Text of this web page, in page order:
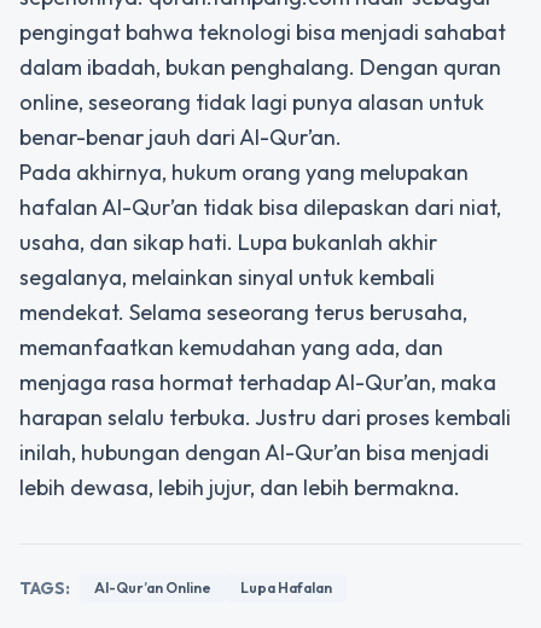
pengingat bahwa teknologi bisa menjadi sahabat
dalam ibadah, bukan penghalang. Dengan quran
online, seseorang tidak lagi punya alasan untuk
benar-benar jauh dari Al-Qur’an.
Pada akhirnya, hukum orang yang melupakan
hafalan Al-Qur’an tidak bisa dilepaskan dari niat,
usaha, dan sikap hati. Lupa bukanlah akhir
segalanya, melainkan sinyal untuk kembali
mendekat. Selama seseorang terus berusaha,
memanfaatkan kemudahan yang ada, dan
menjaga rasa hormat terhadap Al-Qur’an, maka
harapan selalu terbuka. Justru dari proses kembali
inilah, hubungan dengan Al-Qur’an bisa menjadi
lebih dewasa, lebih jujur, dan lebih bermakna.
TAGS: Al-Qur’an Online Lupa Hafalan